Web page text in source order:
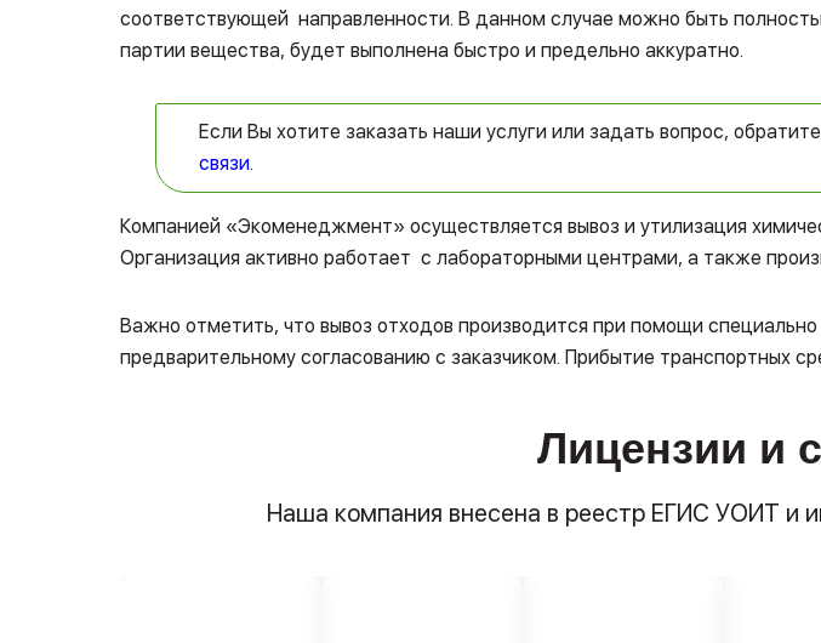
соответствующей направленности. В данном случае можно быть
партии вещества, будет выполнена быстро и предельно аккуратно.
Если Вы хотите заказать наши услуги или задать вопрос,
связи.
Компанией «Экоменеджмент» осуществляется вывоз и утилизация
Организация активно работает с лабораторными центрами, а также
Важно отметить, что вывоз отходов производится при помощи
предварительному согласованию с заказчиком. Прибытие транспортных
Лицензии и
Наша компания внесена в реестр ЕГИС УОИТ и